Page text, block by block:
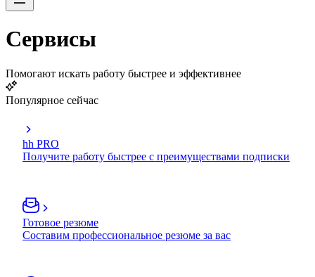
Сервисы
Помогают искать работу быстрее и эффективнее
Популярное сейчас
hh PRO
Получите работу быстрее с преимуществами подписки
Готовое резюме
Составим профессиональное резюме за вас